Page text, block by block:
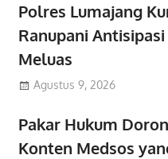
Polres Lumajang
Ranupani
Meluas
Agustus 9, 2026
Pakar Hukum
Konten Medsos